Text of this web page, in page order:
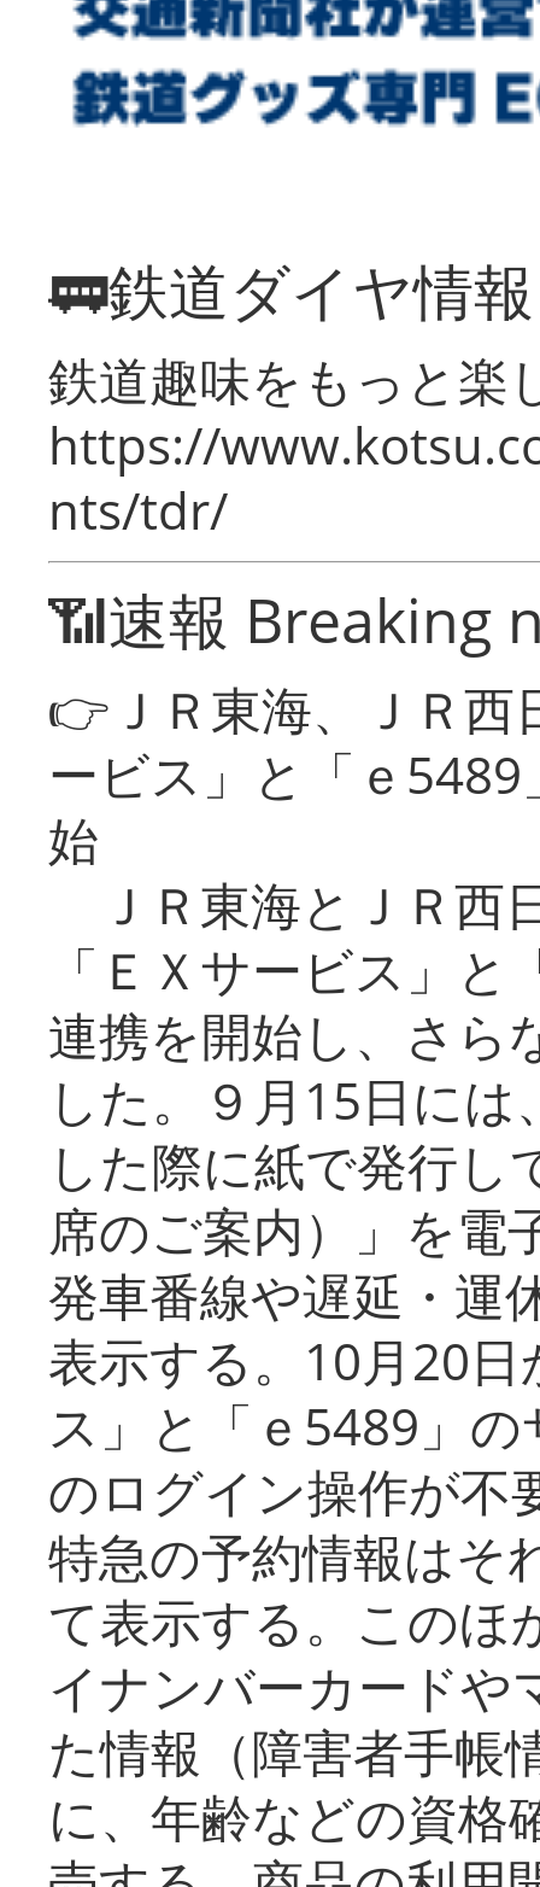
🚃鉄道ダイヤ情
鉄道趣味をもっと楽
https://
nts/tdr/
📶速報 Breaking
👉ＪＲ東海、ＪＲ
ービス」と「ｅ
始
ＪＲ東海とＪＲ西
「ＥＸサービス」
連携を開始し、さら
した。９月15日に
した際に紙で発行し
席のご案内）」を電
発車番線や遅延・運
表示する。10月20
ス」と「ｅ5489」
のログイン操作が不
特急の予約情報はそ
て表示する。このほ
イナンバーカードや
た情報（障害者手帳
に、年齢などの資格